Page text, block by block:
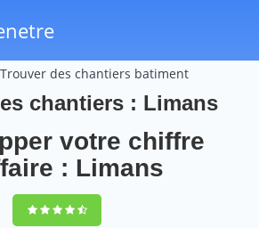
Trouver des chantiers batiment
chantiers : Limans
votre chiffre
: Limans